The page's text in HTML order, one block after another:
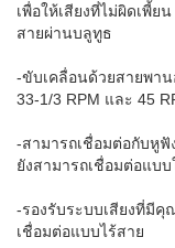
เพื่อให้เสียงที่ไม่ผิดเพี้
สายผ่านบลูทูธ
-ขับเคลื่อนด้วยสายพา
33-1/3 RPM และ 45
-สามารถเชื่อมต่อกับหู
ยังสามารถเชื่อมต่อแบ
-รองรับระบบเสียงที่มี
เชื่อมต่อแบบไร้สาย